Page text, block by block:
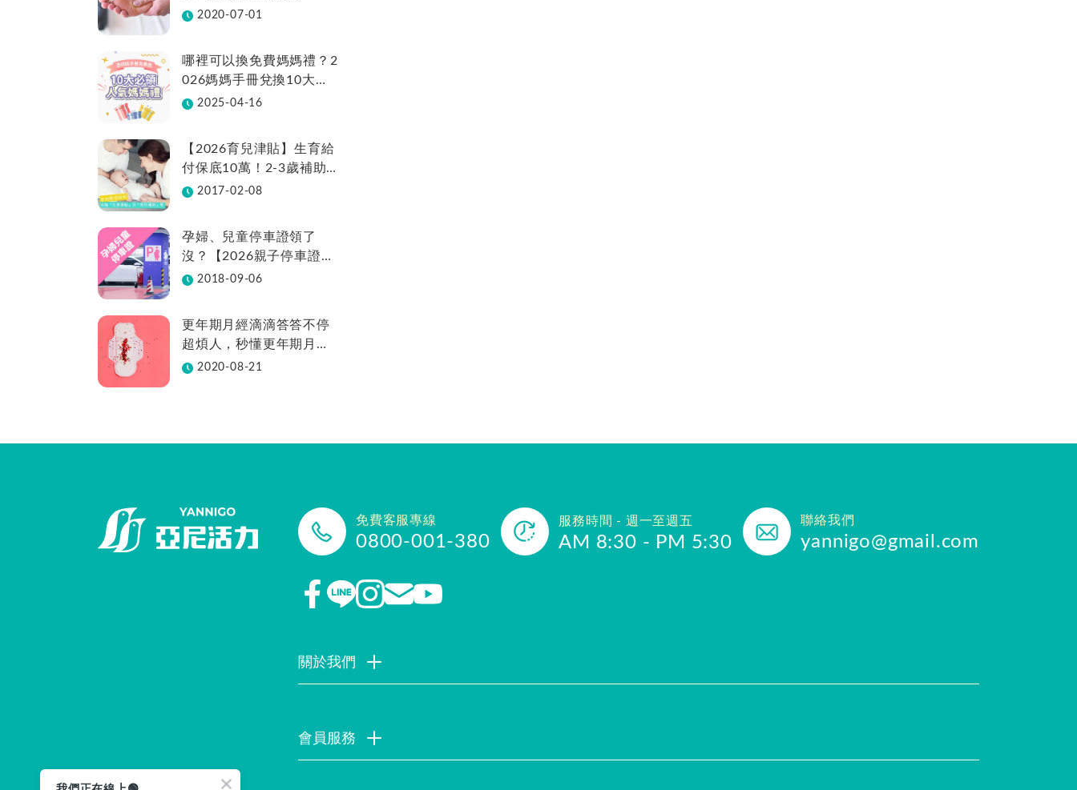
2020-07-01
哪裡可以換免費媽媽禮？2
026媽媽手冊兌換10大品
牌懶人包一次看！
2025-04-16
【2026育兒津貼】生育給
付保底10萬！2-3歲補助
不中斷、全台22縣市補助
2017-02-08
孕婦、兒童停車證領了
沒？【2026親子停車證懶
人包】各縣市領取方法在
2018-09-06
更年期月經滴滴答答不停
超煩人，秒懂更年期月經
週期變化
2020-08-21
免費客服專線
0800-001-380
服務時間 - 週一至週五
AM 8:30 - PM 5:30
聯絡我們
yannigo@gmail.com
關於我們
會員服務